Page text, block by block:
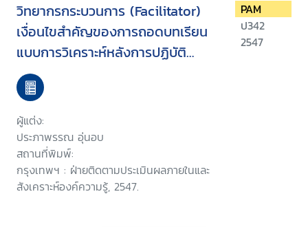
วิทยากรกระบวนการ (Facilitator)
เงื่อนไขสำคัญของการถอดบทเรียน
แบบการวิเคราะห์หลังการปฏิบัติ
(After action review)
ผู้แต่ง:
ประภาพรรณ อุ่นอบ
สถานที่พิมพ์:
กรุงเทพฯ : ฝ่ายติดตามประเมินผลภายในและ
สังเคราะห์องค์ความรู้, 2547.
PAM
ป342
2547